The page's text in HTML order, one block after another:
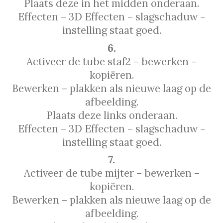
Plaats deze in het midden onderaan.
Effecten – 3D Effecten – slagschaduw –
instelling staat goed.
6.
Activeer de tube staf2 – bewerken –
kopiёren.
Bewerken – plakken als nieuwe laag op de
afbeelding.
Plaats deze links onderaan.
Effecten – 3D Effecten – slagschaduw –
instelling staat goed.
7.
Activeer de tube mijter – bewerken –
kopiёren.
Bewerken – plakken als nieuwe laag op de
afbeelding.